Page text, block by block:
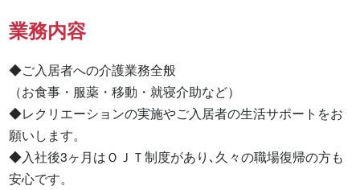
業務内容
◆ご入居者への介護業務全般
（お食事・服薬・移動・就寝介助など）
◆レクリエーションの実施やご入居者の生活サポートをお
願いします。
◆入社後3ヶ月はＯＪＴ制度があり､久々の職場復帰の方も
安心です。